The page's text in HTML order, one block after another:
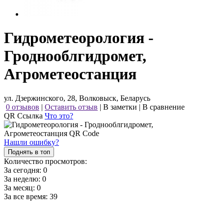
Гидрометеорология -
Гроднооблгидромет,
Агрометеостанция
ул. Дзержинского, 28, Волковыск, Беларусь
0 отзывов | Оставить отзыв | В заметки | В сравнение
QR Ссылка Что это?
Нашли ошибку?
Поднять в топ
Количество просмотров:
За сегодня: 0
За неделю: 0
За месяц: 0
За все время: 39